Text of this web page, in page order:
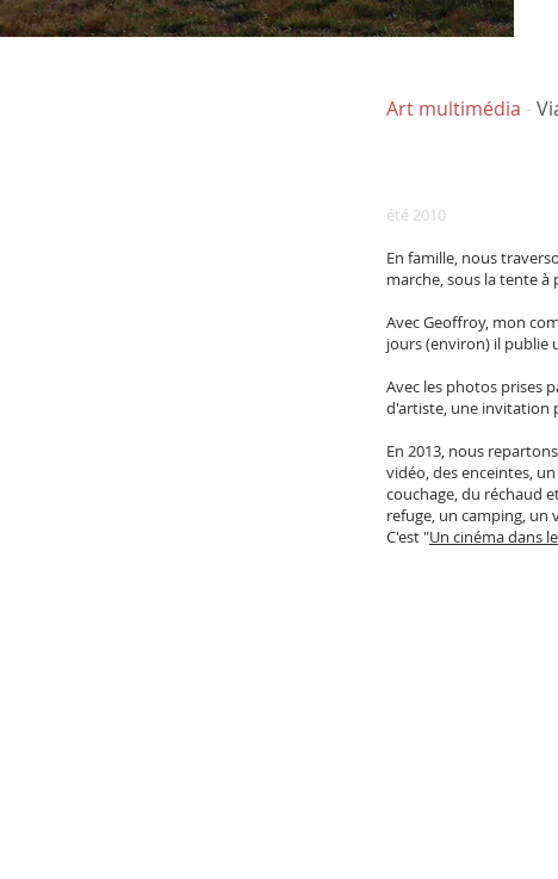
Art multimédia -
été 2010
En famille, nous
marche, sous la tente à
Avec Geoffroy, mon
jours (environ) il publie
Avec les photos prises
d'artiste, une invitation
En 2013, nous
vidéo, des enceintes,
couchage, du réchaud
refuge, un camping,
C'est "Un cinéma dans